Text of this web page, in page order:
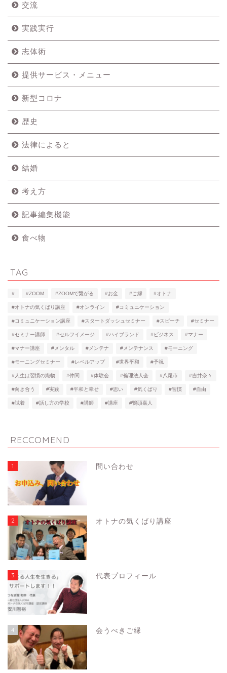
交流
実践実行
志体術
提供サービス・メニュー
新型コロナ
歴史
法律によると
結婚
考え方
記事編集機能
食べ物
TAG
# #ZOOM #ZOOMで繋がる #お金 #ご縁 #オトナ
#オトナの気くばり講座 #オンライン #コミュニケーション
#コミュニケーション講座 #スタートダッシュセミナー #スピーチ #セミナー
#セミナー講師 #セルフイメージ #ハイブランド #ビジネス #マナー
#マナー講座 #メンタル #メンテナ #メンテナンス #モーニング
#モーニングセミナー #レベルアップ #世界平和 #予祝
#人生は習慣の織物 #仲間 #体験会 #倫理法人会 #八尾市 #吉井奈々
#向き合う #実践 #平和と幸せ #思い #気くばり #習慣 #自由
#試着 #話し方の学校 #講師 #講座 #鴨頭嘉人
RECCOMEND
1 問い合わせ
2 オトナの気くばり講座
3 代表プロフィール
4 会うべきご縁